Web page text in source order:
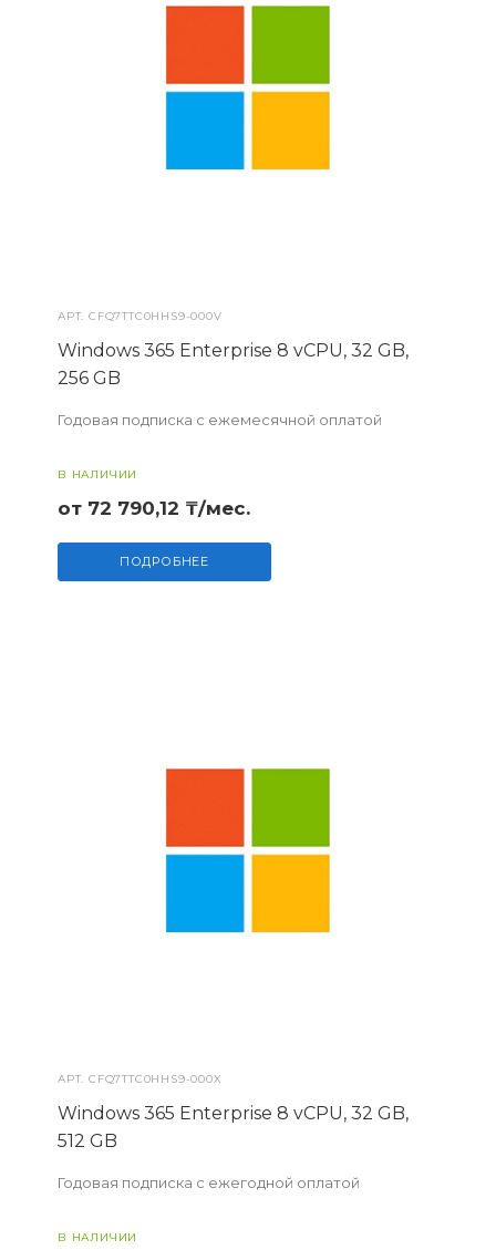
АРТ.CFQ7TTC0HHS9-000V
Windows 365 Enterprise 8 vCPU, 32 GB,
256 GB
Годовая подписка с ежемесячной оплатой
В НАЛИЧИИ
от 72 790,12 ₸/мес.
ПОДРОБНЕЕ
АРТ.CFQ7TTC0HHS9-000X
Windows 365 Enterprise 8 vCPU, 32 GB,
512 GB
Годовая подписка с ежегодной оплатой
В НАЛИЧИИ